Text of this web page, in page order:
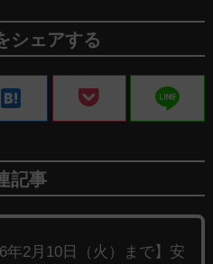
シェアする
hatenabookmark line
記事
年2月10日（火）まで】安